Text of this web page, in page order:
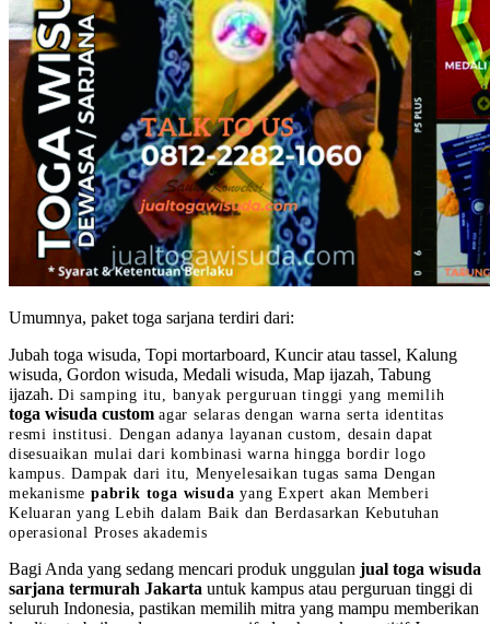
Umumnya, paket toga sarjana terdiri dari:
Jubah toga wisuda, Topi mortarboard, Kuncir atau tassel, Kalung
wisuda, Gordon wisuda, Medali wisuda, Map ijazah, Tabung
ijazah. Di samping itu, banyak perguruan tinggi yang memilih
toga wisuda custom agar selaras dengan warna serta identitas
resmi institusi. Dengan adanya layanan custom, desain dapat
disesuaikan mulai dari kombinasi warna hingga bordir logo
kampus. Dampak dari itu, Menyelesaikan tugas sama Dengan
mekanisme pabrik toga wisudayang Expert akan Memberi
Keluaran yang Lebih dalam Baik dan Berdasarkan Kebutuhan
operasional Proses akademis
Bagi Anda yang sedang mencari produk unggulan jual toga wisuda
sarjana termurah Jakarta untuk kampus atau perguruan tinggi di
seluruh Indonesia, pastikan memilih mitra yang mampu memberikan